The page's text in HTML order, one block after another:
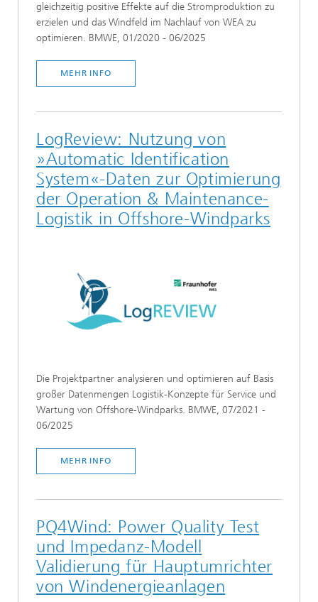
gleichzeitig positive Effekte auf die Stromproduktion zu
erzielen und das Windfeld im Nachlauf von WEA zu
optimieren. BMWE, 01/2020 - 06/2025
MEHR INFO
LogReview: Nutzung von
»Automatic Identification
System«-Daten zur Optimierung
der Operation & Maintenance-
Logistik in Offshore-Windparks
Die Projektpartner analysieren und optimieren auf Basis
großer Datenmengen Logistik-Konzepte für Service und
Wartung von Offshore-Windparks. BMWE, 07/2021 -
06/2025
MEHR INFO
PQ4Wind: Power Quality Test
und Impedanz-Modell
Validierung für Hauptumrichter
von Windenergieanlagen